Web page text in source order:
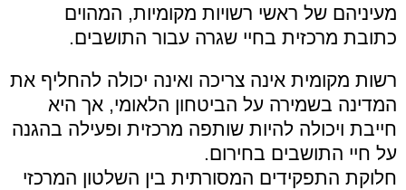
מעיניהם של ראשי רשויות מקומיות, המהוים
כתובת מרכזית בחיי שגרה עבור התושבים.
רשות מקומית אינה צריכה ואינה יכולה להחליף את
המדינה בשמירה על הביטחון הלאומי, אך היא
חייבת ויכולה להיות שותפה מרכזית ופעילה בהגנה
על חיי התושבים בחירום.
חלוקת התפקידים המסורתית בין השלטון המרכזי